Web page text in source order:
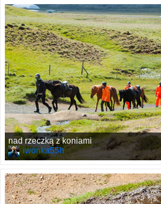
nad rzeczką z koniami
iwonka55h